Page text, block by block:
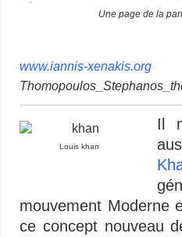
Une page de la
www.iannis-xenakis.org
Louis khan
Il
mouvement Moderne
ce concept nouveau